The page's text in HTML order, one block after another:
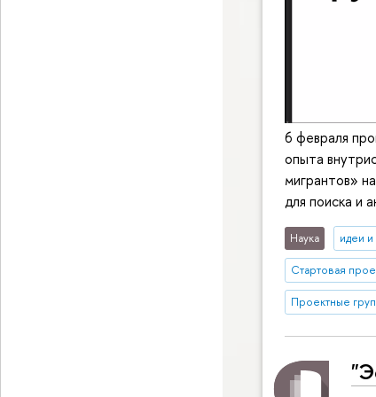
6 февраля
опыта
мигрантов»
для поиска и
Наука идеи
Стартовая
Проектные